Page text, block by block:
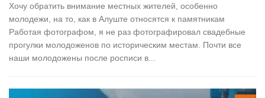
Хочу обратить внимание местных жителей, особенно
молодежи, на то, как в Алуште относятся к памятникам
Работая фотографом, я не раз фотографировал свадебные
прогулки молодоженов по историческим местам. Почти все
наши молодожены после росписи в...